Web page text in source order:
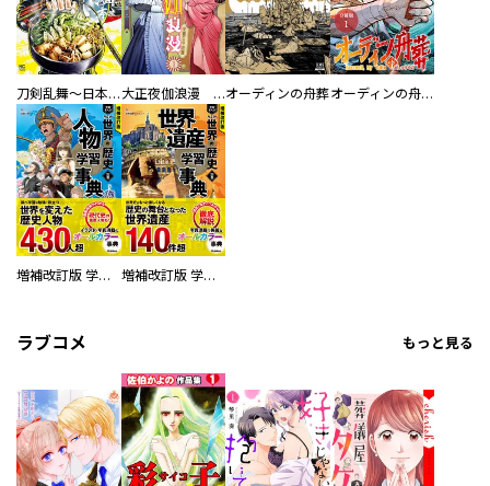
刀剣乱舞～日本号つれづれ酒～ 大正夜伽浪漫 －金曜日の花嫁—オーディンの舟葬 オーディンの舟葬 分冊版
増補改訂版 学研まんが NEW世界の歴史 別巻 人物学習事典 増補改訂版 学研まんが NEW世界の歴史 別巻 世界遺産学習事典
ラブコメ もっと見る